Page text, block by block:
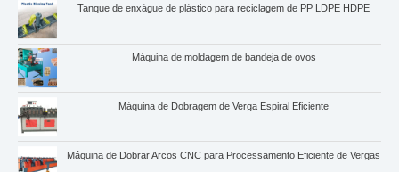
Tanque de enxágue de plástico para reciclagem de PP LDPE HDPE
Máquina de moldagem de bandeja de ovos
Máquina de Dobragem de Verga Espiral Eficiente
Máquina de Dobrar Arcos CNC para Processamento Eficiente de Vergas